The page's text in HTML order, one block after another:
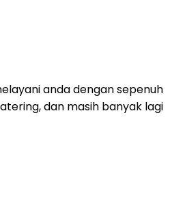
anda dengan sepenuh
dan masih banyak lagi